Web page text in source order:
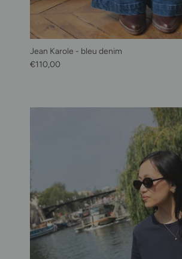
Jean Karole - bleu denim
Prix habituel
€110,00